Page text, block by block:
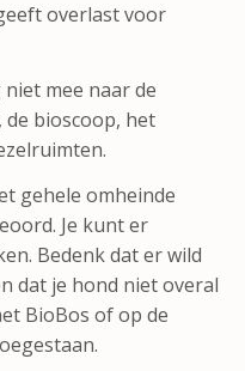
overlast voor
mee naar de
bioscoop, het
gehele omheinde
Je kunt er
Bedenk dat er wild
dat je hond niet overal
BioBos of op de